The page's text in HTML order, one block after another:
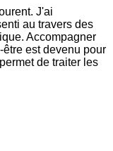
J'ai
au travers des
Accompagner
est devenu pour
de traiter les